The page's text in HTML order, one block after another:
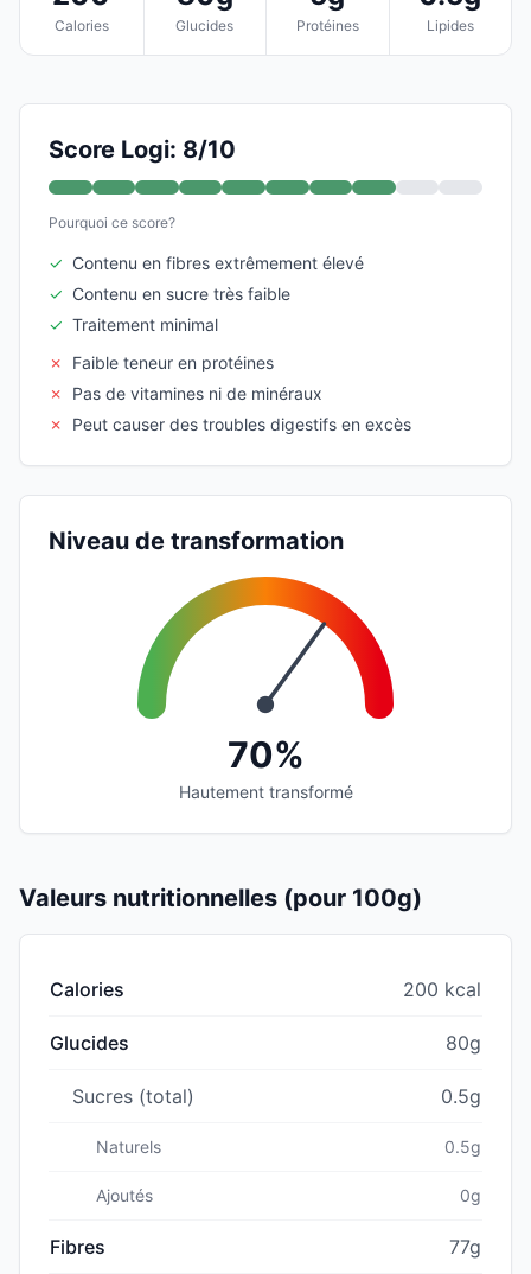
Calories Glucides Protéines Lipides
Score Logi: 8/10
Pourquoi ce score?
✓ Contenu en fibres extrêmement élevé
✓ Contenu en sucre très faible
✓ Traitement minimal
✗
Faible teneur en protéines
✗
Pas de vitamines ni de minéraux
✗
Peut causer des troubles digestifs en excès
Niveau de transformation
70%
Hautement transformé
Valeurs nutritionnelles (pour 100g)
Calories 200 kcal
Glucides 80g
Sucres (total) 0.5g
Naturels 0.5g
Ajoutés 0g
Fibres 77g